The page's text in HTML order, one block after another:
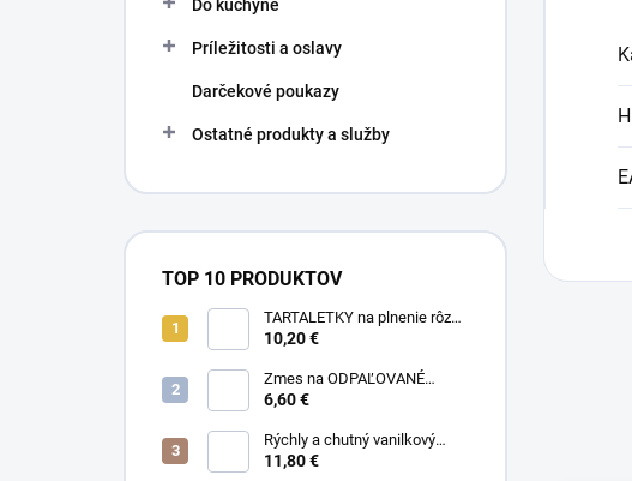
Do kuchyne
Príležitosti a oslavy
Darčekové poukazy
Ostatné produkty a služby
TOP 10 PRODUKTOV
TARTALETKY na plnenie rôzne
druhy 34 ks
10,20 €
Zmes na ODPAĽOVANÉ
CESTO bez odpaľovania 500 g
6,60 €
Rýchly a chutný vanilkový
puding bez varenia 1 kg
11,80 €